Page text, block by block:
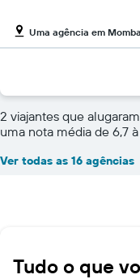
Uma agência em
2 viajantes que
uma nota média de 6,7
Ver todas as 16 agências
Tudo o que